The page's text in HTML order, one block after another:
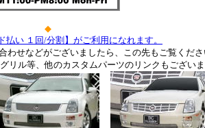
◆
払い １回/分割】がご利用になれます。
わせなどがございましたら、この先もご覧くださ
リル等、他のカスタムパーツのリンクもございま